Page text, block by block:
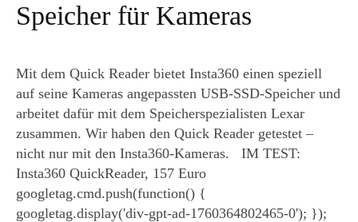
Speicher für Kameras
Mit dem Quick Reader bietet Insta360 einen speziell
auf seine Kameras angepassten USB-SSD-Speicher und
arbeitet dafür mit dem Speicherspezialisten Lexar
zusammen. Wir haben den Quick Reader getestet –
nicht nur mit den Insta360-Kameras. IM TEST:
Insta360 QuickReader, 157 Euro
googletag.cmd.push(function() {
googletag.display('div-gpt-ad-1760364802465-0'); });